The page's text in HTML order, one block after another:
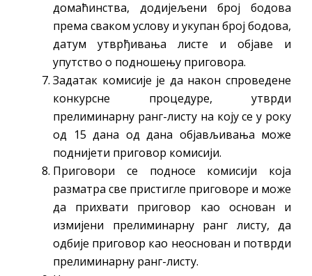
домаћинства, додијељени број бодова
према сваком услову и укупан број бодова,
датум утврђивања листе и објаве и
упутство о подношењу приговора.
Задатак комисије је да након спроведене
конкурсне процедуре, утврди
прелиминарну ранг-листу на коју се у року
од 15 дана од дана објављивања може
поднијети приговор комисији.
Приговори се подносе комисији која
разматра све пристигле приговоре и може
да прихвати приговор као основан и
измијени прелиминарну ранг листу, да
одбије приговор као неоснован и потврди
прелиминарну ранг-листу.